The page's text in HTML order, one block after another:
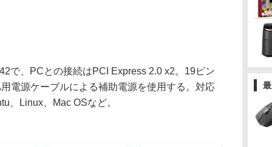
、PCとの接続はPCI Express 2.0 x2。19ピン
電源ケーブルによる補助電源を使用する。対応
、Linux、Mac OSなど。